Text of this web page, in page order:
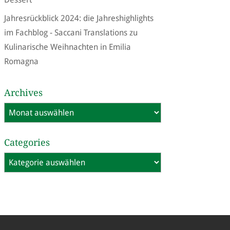
Jahresrückblick 2024: die Jahreshighlights
im Fachblog - Saccani Translationszu
Kulinarische Weihnachten in Emilia
Romagna
Archives
Archives
Categories
Categories